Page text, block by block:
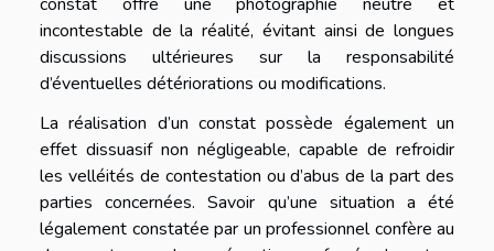
incontestable de la réalité, évitant ainsi de longues
discussions ultérieures sur la responsabilité
d’éventuelles détériorations ou modifications.
La réalisation d’un constat possède également un
effet dissuasif non négligeable, capable de refroidir
les velléités de contestation ou d’abus de la part des
parties concernées. Savoir qu’une situation a été
légalement constatée par un professionnel confère au